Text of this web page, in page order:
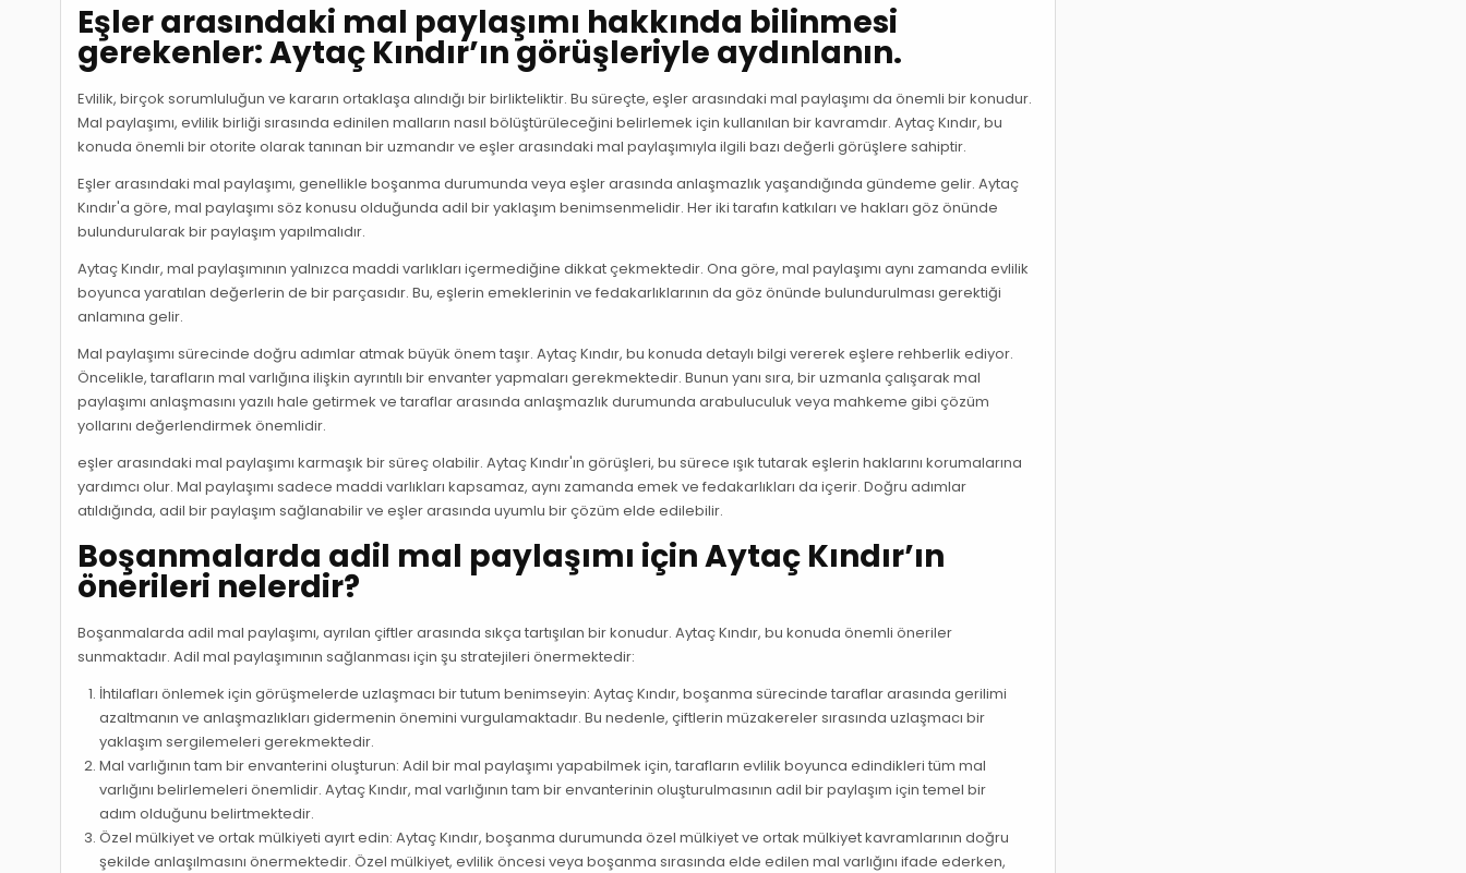
Eşler arasındaki mal paylaşımı hakkında bilinmesi
gerekenler: Aytaç Kındır’ın görüşleriyle aydınlanın.
Evlilik, birçok sorumluluğun ve kararın ortaklaşa alındığı bir birlikteliktir. Bu süreçte, eşler arasındaki mal paylaşımı da önemli bir konudur.
Mal paylaşımı, evlilik birliği sırasında edinilen malların nasıl bölüştürüleceğini belirlemek için kullanılan bir kavramdır. Aytaç Kındır, bu
konuda önemli bir otorite olarak tanınan bir uzmandır ve eşler arasındaki mal paylaşımıyla ilgili bazı değerli görüşlere sahiptir.
Eşler arasındaki mal paylaşımı, genellikle boşanma durumunda veya eşler arasında anlaşmazlık yaşandığında gündeme gelir. Aytaç
Kındır'a göre, mal paylaşımı söz konusu olduğunda adil bir yaklaşım benimsenmelidir. Her iki tarafın katkıları ve hakları göz önünde
bulundurularak bir paylaşım yapılmalıdır.
Aytaç Kındır, mal paylaşımının yalnızca maddi varlıkları içermediğine dikkat çekmektedir. Ona göre, mal paylaşımı aynı zamanda evlilik
boyunca yaratılan değerlerin de bir parçasıdır. Bu, eşlerin emeklerinin ve fedakarlıklarının da göz önünde bulundurulması gerektiği
anlamına gelir.
Mal paylaşımı sürecinde doğru adımlar atmak büyük önem taşır. Aytaç Kındır, bu konuda detaylı bilgi vererek eşlere rehberlik ediyor.
Öncelikle, tarafların mal varlığına ilişkin ayrıntılı bir envanter yapmaları gerekmektedir. Bunun yanı sıra, bir uzmanla çalışarak mal
paylaşımı anlaşmasını yazılı hale getirmek ve taraflar arasında anlaşmazlık durumunda arabuluculuk veya mahkeme gibi çözüm
yollarını değerlendirmek önemlidir.
eşler arasındaki mal paylaşımı karmaşık bir süreç olabilir. Aytaç Kındır'ın görüşleri, bu sürece ışık tutarak eşlerin haklarını korumalarına
yardımcı olur. Mal paylaşımı sadece maddi varlıkları kapsamaz, aynı zamanda emek ve fedakarlıkları da içerir. Doğru adımlar
atıldığında, adil bir paylaşım sağlanabilir ve eşler arasında uyumlu bir çözüm elde edilebilir.
Boşanmalarda adil mal paylaşımı için Aytaç Kındır’ın
önerileri nelerdir?
Boşanmalarda adil mal paylaşımı, ayrılan çiftler arasında sıkça tartışılan bir konudur. Aytaç Kındır, bu konuda önemli öneriler
sunmaktadır. Adil mal paylaşımının sağlanması için şu stratejileri önermektedir:
İhtilafları önlemek için görüşmelerde uzlaşmacı bir tutum benimseyin: Aytaç Kındır, boşanma sürecinde taraflar arasında gerilimi
azaltmanın ve anlaşmazlıkları gidermenin önemini vurgulamaktadır. Bu nedenle, çiftlerin müzakereler sırasında uzlaşmacı bir
yaklaşım sergilemeleri gerekmektedir.
Mal varlığının tam bir envanterini oluşturun: Adil bir mal paylaşımı yapabilmek için, tarafların evlilik boyunca edindikleri tüm mal
varlığını belirlemeleri önemlidir. Aytaç Kındır, mal varlığının tam bir envanterinin oluşturulmasının adil bir paylaşım için temel bir
adım olduğunu belirtmektedir.
Özel mülkiyet ve ortak mülkiyeti ayırt edin: Aytaç Kındır, boşanma durumunda özel mülkiyet ve ortak mülkiyet kavramlarının doğru
şekilde anlaşılmasını önermektedir. Özel mülkiyet, evlilik öncesi veya boşanma sırasında elde edilen mal varlığını ifade ederken,